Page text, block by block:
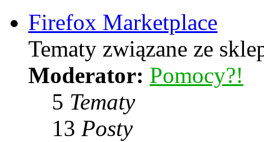
Firefox Marketplace
Tematy związane ze
Moderator: Pomocy?!
5 Tematy
13 Posty